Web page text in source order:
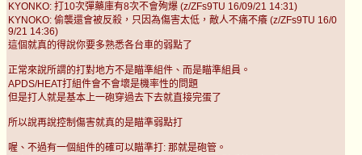
KYONKO: 打10次彈藥庫有8次不會殉爆 (z/ZFs9TU 16/09/21 14:31)
KYNOKO: 偷襲還會被反殺，只因為傷害太低，敵人不痛不癢 (z/ZFs9TU 16/0
9/21 14:36)
這個就真的得說你要多熟悉各台車的弱點了
正常來說所謂的打對地方不是瞄準組件、而是瞄準組員。
APDS/HEAT打組件會不會壞是機率性的問題
但是打人就是基本上一砲穿過去下去就直接完蛋了
所以說再說控制傷害就真的是瞄準弱點打
喔、不過有一個組件的確可以瞄準打: 那就是砲管。